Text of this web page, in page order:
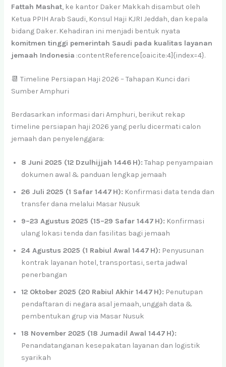
Fattah Mashat, ke kantor Daker Makkah disambut oleh
Ketua PPIH Arab Saudi, Konsul Haji KJRI Jeddah, dan kepala
bidang Daker. Kehadiran ini menjadi bentuk nyata
komitmen tinggi pemerintah Saudi pada kualitas layanan
jemaah Indonesia :contentReference[oaicite:4]{index=4}.
📆 Timeline Persiapan Haji 2026 – Tahapan Kunci dari
Sumber Amphuri
Berdasarkan informasi dari Amphuri, berikut rekap
timeline persiapan haji 2026 yang perlu dicermati calon
jemaah dan penyelenggara:
8 Juni 2025 (12 Dzulhijjah 1446 H): Tahap penyampaian
dokumen awal & panduan lengkap jemaah
26 Juli 2025 (1 Safar 1447 H): Konfirmasi data tenda dan
transfer dana melalui Masar Nusuk
9–23 Agustus 2025 (15–29 Safar 1447 H): Konfirmasi
ulang lokasi tenda dan fasilitas bagi jemaah
24 Agustus 2025 (1 Rabiul Awal 1447 H): Penyusunan
kontrak layanan hotel, transportasi, serta jadwal
penerbangan
12 Oktober 2025 (20 Rabiul Akhir 1447 H): Penutupan
pendaftaran di negara asal jemaah, unggah data &
pembentukan grup via Masar Nusuk
18 November 2025 (18 Jumadil Awal 1447 H):
Penandatanganan kesepakatan layanan dan logistik
syarikah